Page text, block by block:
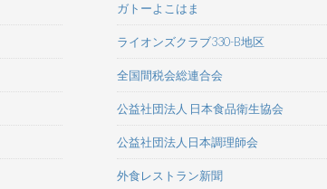
ガトーよこはま
ライオンズクラブ330-B地区
全国間税会総連合会
公益社団法人 日本食品衛生協会
公益社団法人日本調理師会
外食レストラン新聞